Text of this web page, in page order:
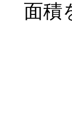
面積